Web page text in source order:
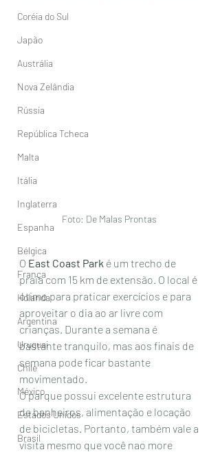
Coréia do Sul
Japão
Austrália
Nova Zelândia
Rússia
República Tcheca
Malta
Itália
Inglaterra
Espanha
Bélgica
França
Holanda
Argentina
Uruguai
Chile
México
Estados Unidos
Brasil
Foto: De Malas Prontas
O East Coast Park é um trecho de
praia com 15 km de extensão. O local é
ótimo para praticar exercícios e para
aproveitar o dia ao ar livre com
crianças. Durante a semana é
bastante tranquilo, mas aos finais de
semana pode ficar bastante
movimentado.
O parque possui excelente estrutura
de banheiros, alimentação e locação
de bicicletas. Portanto, também vale a
visita mesmo que você nao more